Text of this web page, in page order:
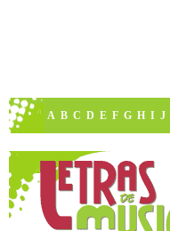
A B C D E F G H I J